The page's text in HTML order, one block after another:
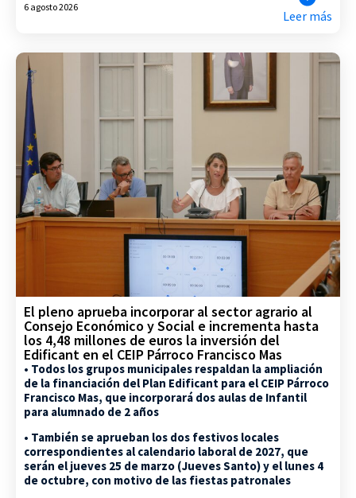
6 agosto 2026
Leer más
El pleno aprueba incorporar al sector agrario al
Consejo Económico y Social e incrementa hasta
los 4,48 millones de euros la inversión del
Edificant en el CEIP Párroco Francisco Mas
• Todos los grupos municipales respaldan la ampliación
de la financiación del Plan Edificant para el CEIP Párroco
Francisco Mas, que incorporará dos aulas de Infantil
para alumnado de 2 años
• También se aprueban los dos festivos locales
correspondientes al calendario laboral de 2027, que
serán el jueves 25 de marzo (Jueves Santo) y el lunes 4
de octubre, con motivo de las fiestas patronales